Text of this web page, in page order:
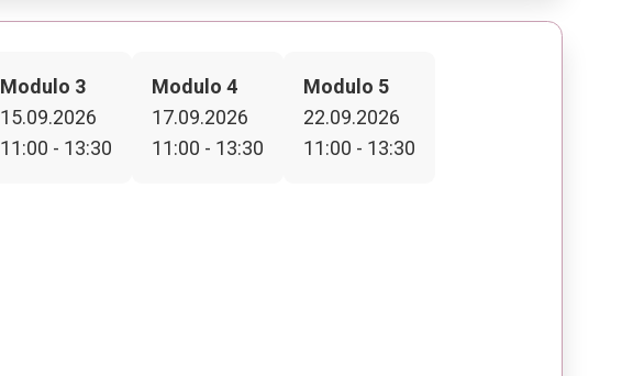
Modulo 3
15.09.2026
11:00 - 13:30
Modulo 4
17.09.2026
11:00 - 13:30
Modulo 5
22.09.2026
11:00 - 13:30